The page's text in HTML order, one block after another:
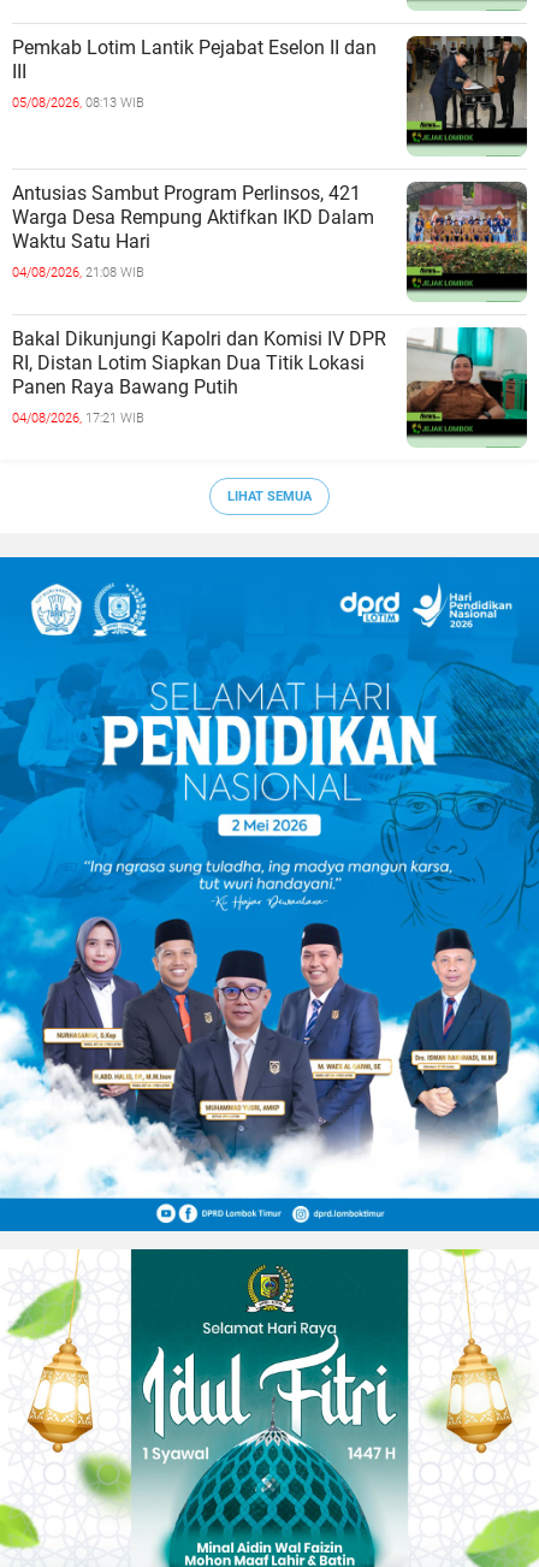
Pemkab Lotim Lantik Pejabat Eselon II dan
05/08/2026, 08:13 WIB
Antusias Sambut Program Perlinsos, 421
Warga Desa Rempung Aktifkan IKD Dalam
Waktu Satu Hari
04/08/2026, 21:08 WIB
Bakal Dikunjungi Kapolri dan Komisi IV DPR
RI, Distan Lotim Siapkan Dua Titik Lokasi
Panen Raya Bawang Putih
04/08/2026, 17:21 WIB
LIHAT SEMUA